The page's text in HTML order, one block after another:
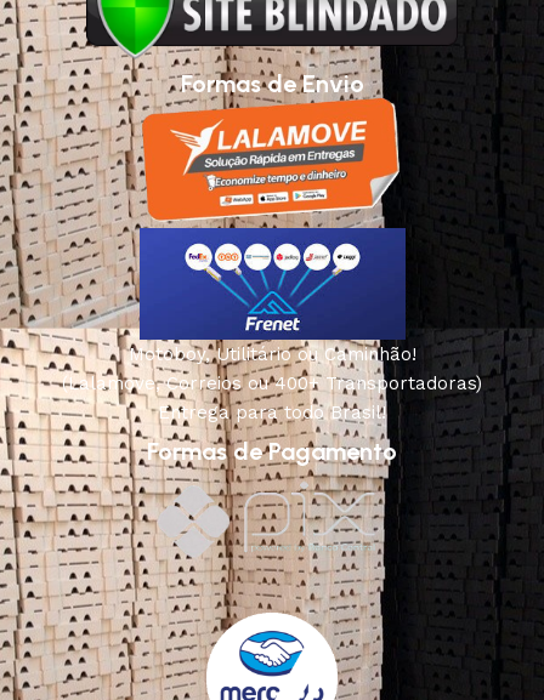
Formas de Envio
Motoboy, Utilitário ou Caminhão!
(Lalamove, Correios ou 400+ Transportadoras)
Entrega para todo Brasil!
Formas de Pagamento